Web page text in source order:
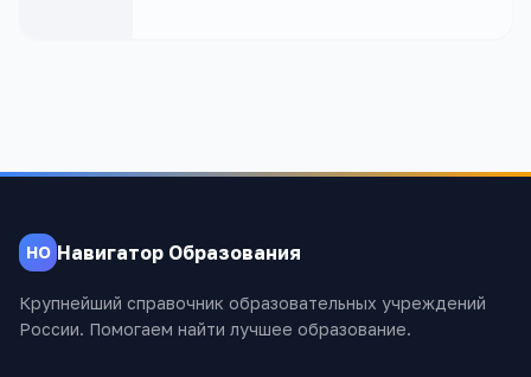
НО Навигатор Образования
Крупнейший справочник образовательных учреждений
России. Помогаем найти лучшее образование.